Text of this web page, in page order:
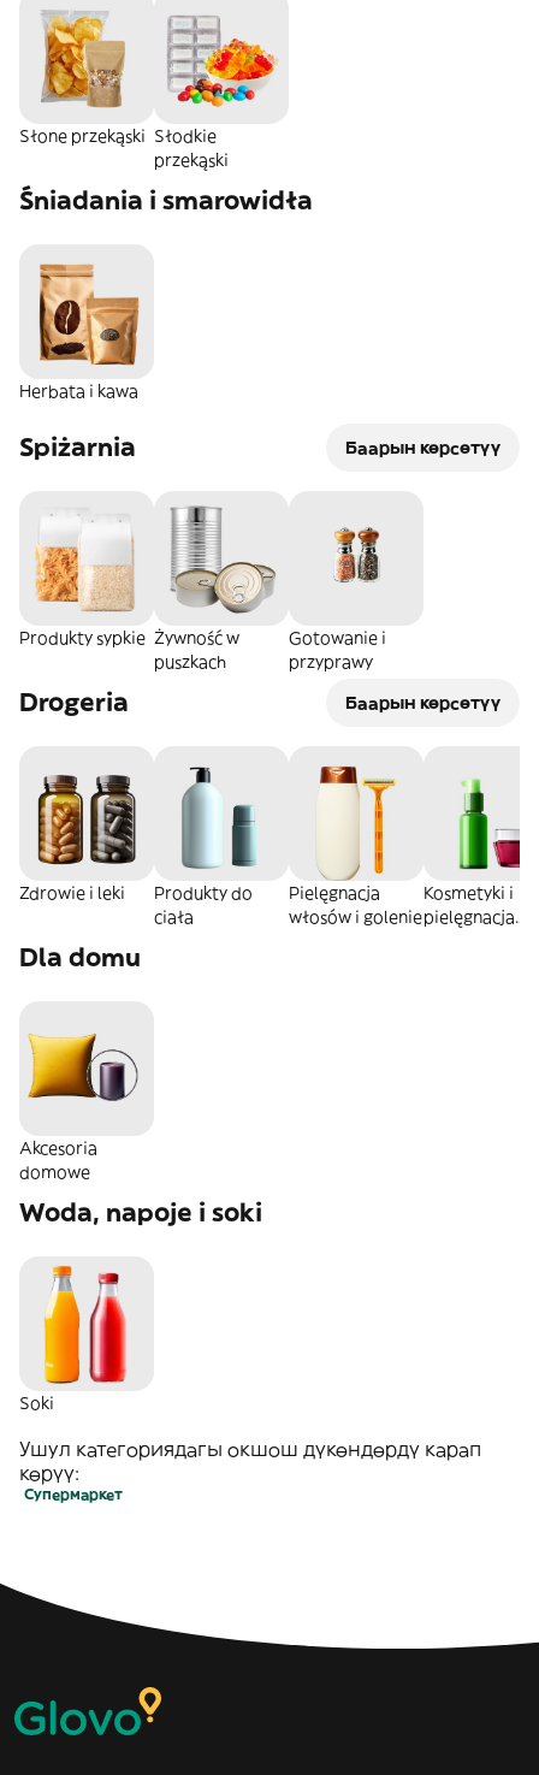
Słone przekąski Słodkie
przekąski
Śniadania i smarowidła
Herbata i kawa
Spiżarnia Баарын көрсөтүү
Produkty sypkie Żywność w
puszkach
Gotowanie i
przyprawy
Drogeria Баарын көрсөтүү
Zdrowie i leki
Produkty do
ciała
Pielęgnacja
włosów i golenie
Kosmetyki i
pielęgnacja
Dla domu
Akcesoria
domowe
Woda, napoje i soki
Soki
Ушул категориядагы окшош дүкөндөрдү карап
көрүү:
Супермаркет